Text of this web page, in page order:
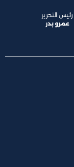
رئيس التحرير
عمرو بدر